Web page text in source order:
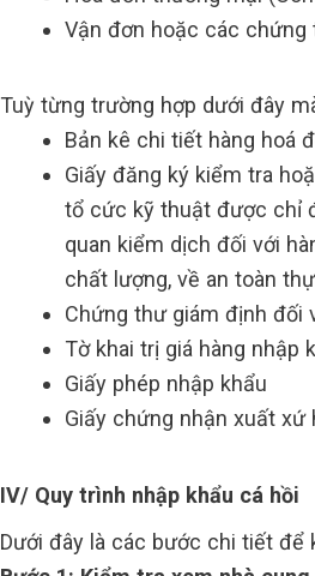
Vận đơn hoặc các
Tuỳ từng trường hợp dưới đây
Bản kê chi tiết hàng hoá
Giấy đăng ký kiểm tra
tổ cức kỹ thuật được chỉ
quan kiểm dịch đối với
chất lượng, về an toàn
Chứng thư giám định đối
Tờ khai trị giá hàng nhập
Giấy phép nhập khẩu
Giấy chứng nhận xuất xứ
IV/ Quy trình nhập khẩu cá hồi
Dưới đây là các bước chi tiết để